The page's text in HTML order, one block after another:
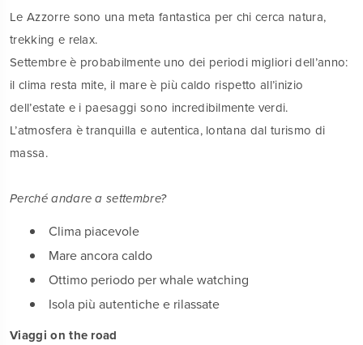
Le Azzorre sono una meta fantastica per chi cerca natura,
trekking e relax.
Settembre è probabilmente uno dei periodi migliori dell’anno:
il clima resta mite, il mare è più caldo rispetto all’inizio
dell’estate e i paesaggi sono incredibilmente verdi.
L’atmosfera è tranquilla e autentica, lontana dal turismo di
massa.
Perché andare a settembre?
Clima piacevole
Mare ancora caldo
Ottimo periodo per whale watching
Isola più autentiche e rilassate
Viaggi on the road